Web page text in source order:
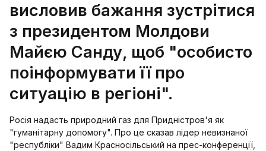
висловив бажання зустрітися
з президентом Молдови
Майєю Санду, щоб "особисто
поінформувати її про
ситуацію в регіоні".
Росія надасть природний газ для Придністров'я як
"гуманітарну допомогу". Про це сказав лідер невизнаної
"республіки" Вадим Красносільський на прес-конференції,